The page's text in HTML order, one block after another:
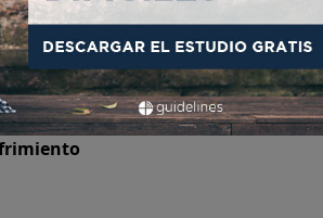
de Dios en su